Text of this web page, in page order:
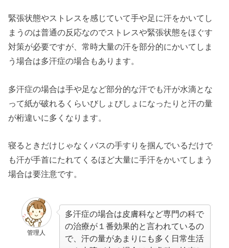
緊張状態やストレスを感じていて手や足に汗をかいてし
まうのは普通の反応なのでストレスや緊張状態をほぐす
対策が必要ですが、常時大量の汗を部分的にかいてしま
う場合は多汗症の場合もあります。
多汗症の場合は手や足など部分的な汗でも汗が水滴とな
って紙が破れるくらいびしょびしょになったりと汗の量
が桁違いに多くなります。
寝るときだけじゃなくバスの手すりを掴んでいるだけで
も汗が手首にたれてくるほど大量に手汗をかいてしまう
場合は要注意です。
管理人
多汗症の場合は皮膚科など専門の科で
の治療が１番効果的と言われているの
で、汗の量があまりにも多く日常生活